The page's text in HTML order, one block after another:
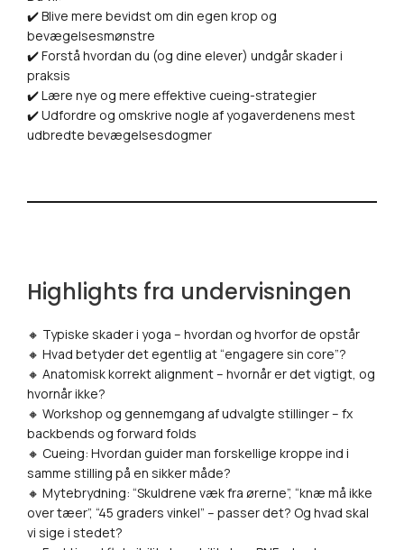
✔️ Blive mere bevidst om din egen krop og
bevægelsesmønstre
✔️ Forstå hvordan du (og dine elever) undgår skader i
praksis
✔️ Lære nye og mere effektive cueing-strategier
✔️ Udfordre og omskrive nogle af yogaverdenens mest
udbredte bevægelsesdogmer
Highlights fra undervisningen
🔸 Typiske skader i yoga – hvordan og hvorfor de opstår
🔸 Hvad betyder det egentlig at “engagere sin core”?
🔸 Anatomisk korrekt alignment – hvornår er det vigtigt, og
hvornår ikke?
🔸 Workshop og gennemgang af udvalgte stillinger – fx
backbends og forward folds
🔸 Cueing: Hvordan guider man forskellige kroppe ind i
samme stilling på en sikker måde?
🔸 Mytebrydning: “Skuldrene væk fra ørerne”, “knæ må ikke
over tæer”, “45 graders vinkel” – passer det? Og hvad skal
vi sige i stedet?